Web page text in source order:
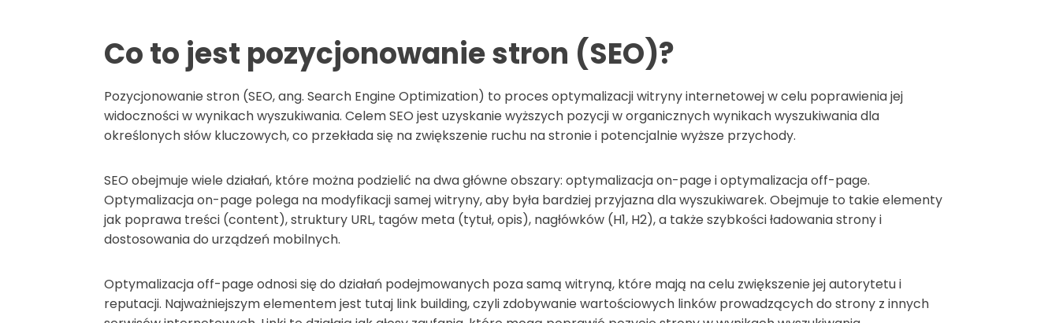
Co to jest pozycjonowanie stron (SEO)?
Pozycjonowanie stron (SEO, ang. Search Engine Optimization) to proces optymalizacji witryny internetowej w celu poprawienia jej
widoczności w wynikach wyszukiwania. Celem SEO jest uzyskanie wyższych pozycji w organicznych wynikach wyszukiwania dla
określonych słów kluczowych, co przekłada się na zwiększenie ruchu na stronie i potencjalnie wyższe przychody.
SEO obejmuje wiele działań, które można podzielić na dwa główne obszary: optymalizacja on-page i optymalizacja off-page.
Optymalizacja on-page polega na modyfikacji samej witryny, aby była bardziej przyjazna dla wyszukiwarek. Obejmuje to takie elementy
jak poprawa treści (content), struktury URL, tagów meta (tytuł, opis), nagłówków (H1, H2), a także szybkości ładowania strony i
dostosowania do urządzeń mobilnych.
Optymalizacja off-page odnosi się do działań podejmowanych poza samą witryną, które mają na celu zwiększenie jej autorytetu i
reputacji. Najważniejszym elementem jest tutaj link building, czyli zdobywanie wartościowych linków prowadzących do strony z innych